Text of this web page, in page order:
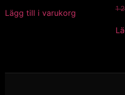
Lägg till i varukorg 1